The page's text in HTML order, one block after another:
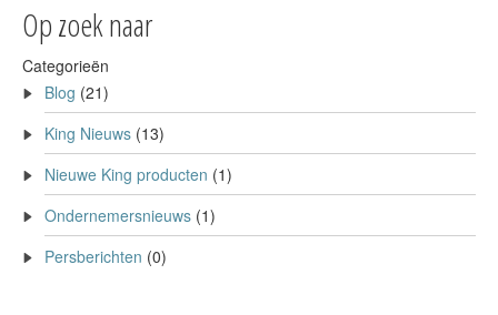
Op zoek naar
Categorieën
Blog (21)
King Nieuws (13)
Nieuwe King producten (1)
Ondernemersnieuws (1)
Persberichten (0)